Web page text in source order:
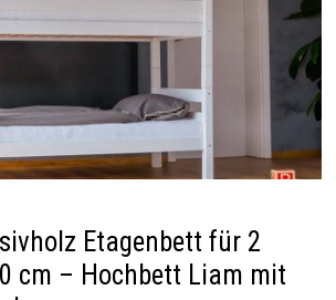
Etagenbett für 2
cm – Hochbett Liam mit